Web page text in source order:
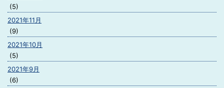
(5)
2021年11月
(9)
2021年10月
(5)
2021年9月
(6)